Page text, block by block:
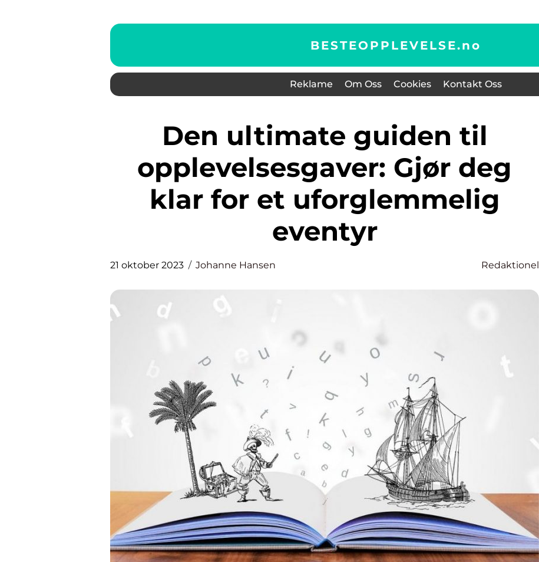
BESTEOPPLEVELSE.no
Reklame Om Oss Cookies Kontakt Oss
Den ultimate guiden til
opplevelsesgaver: Gjør deg
klar for et uforglemmelig
eventyr
21 oktober 2023 Johanne Hansen Redaktionel